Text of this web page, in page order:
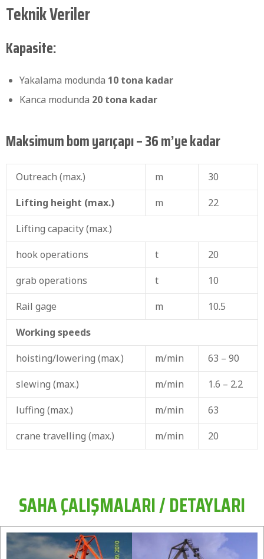
Teknik Veriler
Kapasite:
Yakalama modunda 10 tona kadar
Kanca modunda 20 tona kadar
Maksimum bom yarıçapı – 36 m’ye kadar
Outreach (max.) m
30
Lifting height (max.)
m
22
Lifting capacity (max.)
hook operations
t
20
grab operations
t
10
Rail gage
m
10.5
Working speeds
hoisting/lowering (max.)
m/min
63 – 90
slewing (max.)
m/min
1.6 – 2.2
luffing (max.)
m/min
63
crane travelling (max.)
m/min 20
SAHA ÇALIŞMALARI / DETAYLARI